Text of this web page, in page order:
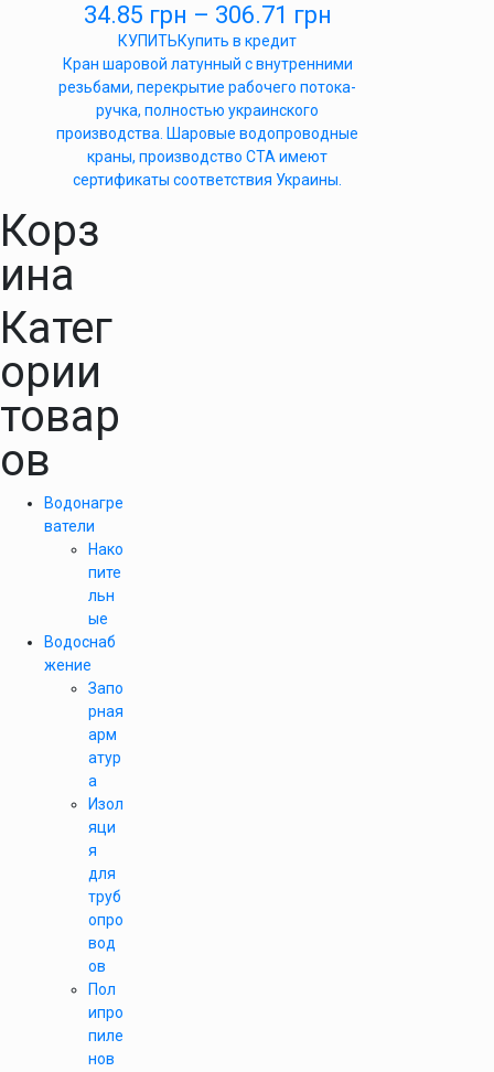
34.85 грн – 306.71 грн
КУПИТЬКупить в кредит
Кран шаровой латунный с внутренними
резьбами, перекрытие рабочего потока-
ручка, полностью украинского
производства. Шаровые водопроводные
краны, производство СТА имеют
сертификаты соответствия Украины.
Корз
ина
Катег
ории
товар
ов
Водонагре
ватели
Нако
пите
льн
ые
Водоснаб
жение
Запо
рная
арм
атур
а
Изол
яци
я
для
труб
опро
вод
ов
Пол
ипро
пиле
нов